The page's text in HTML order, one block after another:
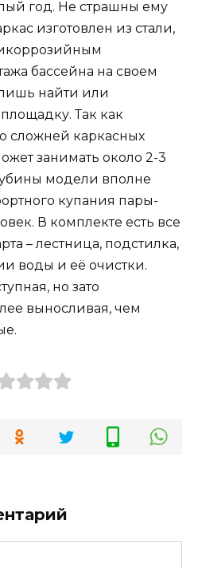
год. Не страшны ему
изготовлен из стали,
бассейна на своем
лишь найти или
Так как
сложней каркасных
занимать около 2-3
модели вполне
купания пары-
В комплекте есть все
– лестница, подстилка,
воды и её очистки.
но зато
выносливая, чем